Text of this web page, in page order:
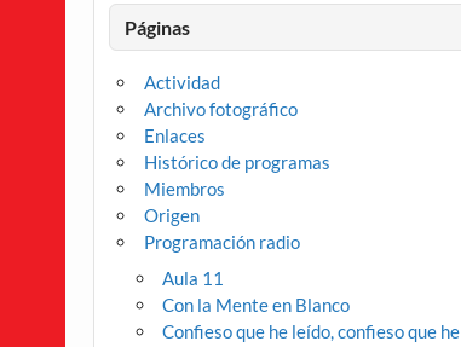
Páginas
Actividad
Archivo fotográfico
Enlaces
Histórico de programas
Miembros
Origen
Programación radio
Aula 11
Con la Mente en Blanco
Confieso que he leído, confieso que he